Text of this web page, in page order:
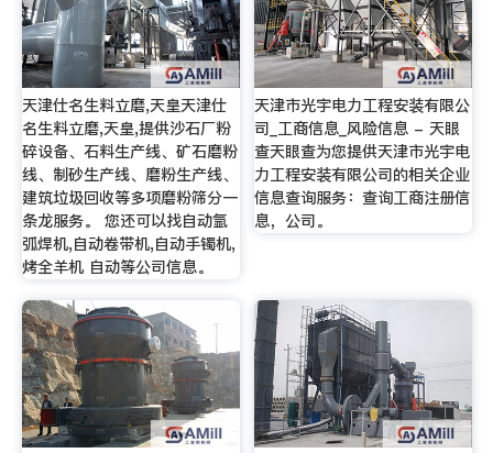
天津仕名生料立磨,天皇天津仕
名生料立磨,天皇,提供沙石厂粉
碎设备、石料生产线、矿石磨粉
线、制砂生产线、磨粉生产线、
建筑垃圾回收等多项磨粉筛分一
条龙服务。 您还可以找自动氩
弧焊机,自动卷带机,自动手镯机,
烤全羊机 自动等公司信息。
天津市光宇电力工程安装有限公
司_工商信息_风险信息 - 天眼
查天眼查为您提供天津市光宇电
力工程安装有限公司的相关企业
信息查询服务：查询工商注册信
息，公司。